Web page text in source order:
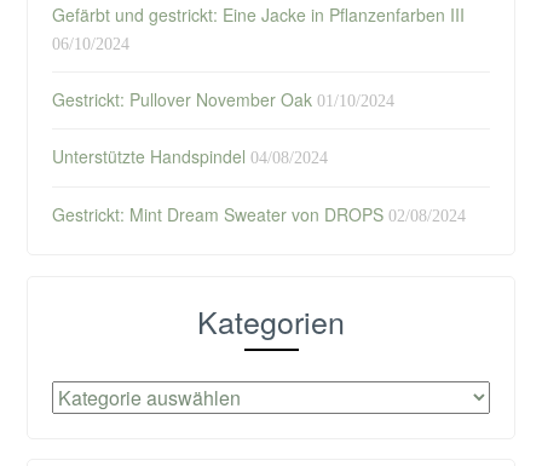
Gefärbt und gestrickt: Eine Jacke in Pflanzenfarben III
06/10/2024
Gestrickt: Pullover November Oak 01/10/2024
Unterstützte Handspindel 04/08/2024
Gestrickt: Mint Dream Sweater von DROPS 02/08/2024
Kategorien
Kategorien